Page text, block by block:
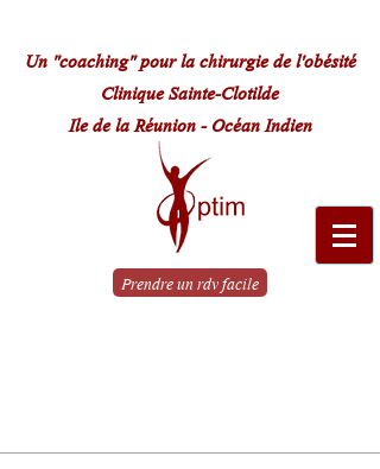
Un "coaching" pour la chirurgie de l'obésité
Clinique Sainte-Clotilde
Ile de la Réunion - Océan Indien
Prendre un rdv facile